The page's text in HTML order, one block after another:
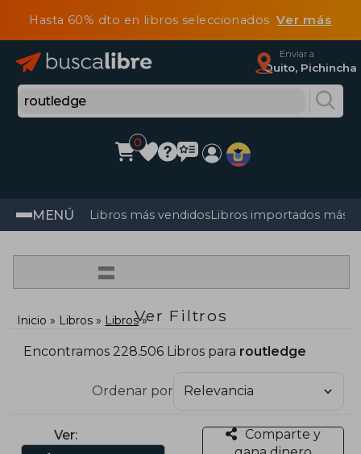
Hasta 60% dto en libros seleccionadosVer más
Enviar a
Quito, Pichincha
0
MENÚ Libros más vendidosLibros importados más
=
Ver Filtros
Inicio Libros Libros
Encontramos 228.506 Libros para routledge
Ordenar por
Ver:
Comparte y